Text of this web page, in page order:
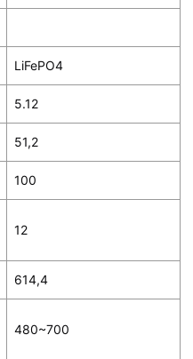
LiFePO4
5.12
51,2
100
12
614,4
480~700